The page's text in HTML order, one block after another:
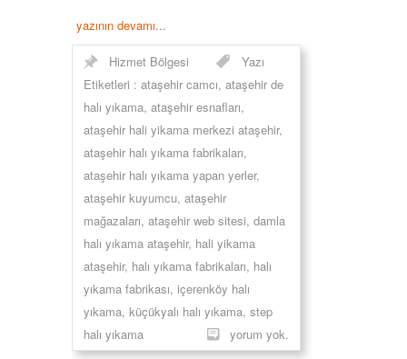
yazının devamı...
Hizmet Bölgesi
Yazı
Etiketleri : ataşehir camcı, ataşehir de
halı yıkama, ataşehir esnafları,
ataşehir hali yikama merkezi ataşehir,
ataşehir halı yıkama fabrikaları,
ataşehir halı yıkama yapan yerler,
ataşehir kuyumcu, ataşehir
mağazaları, ataşehir web sitesi, damla
halı yıkama ataşehir, hali yikama
ataşehir, halı yıkama fabrikaları, halı
yıkama fabrikası, içerenköy halı
yıkama, küçükyalı halı yıkama, step
halı yıkama
yorum yok.